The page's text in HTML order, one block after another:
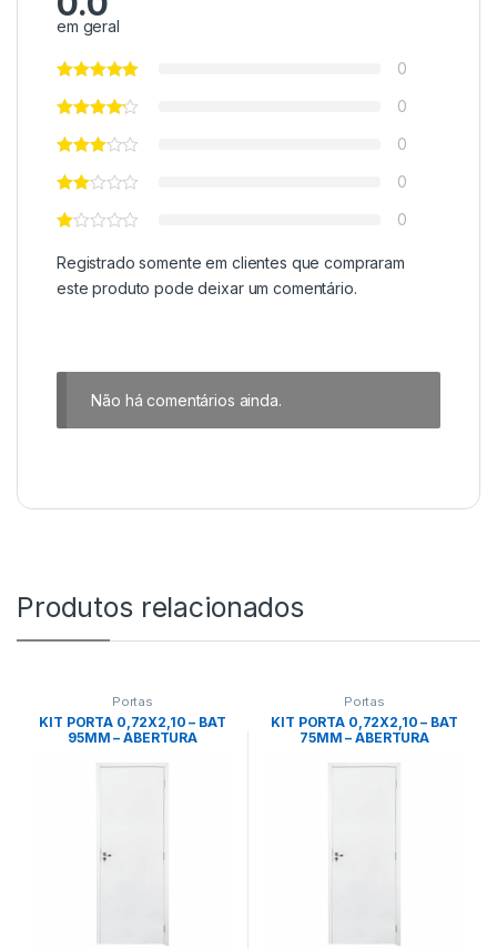
em geral
0
0
0
0
0
Registrado somente em clientes que compraram
este produto pode deixar um comentário.
Não há comentários ainda.
Produtos relacionados
Portas
KIT PORTA 0,72X2,10 – BAT
95MM – ABERTURA
Portas
KIT PORTA 0,72X2,10 – BAT
75MM – ABERTURA